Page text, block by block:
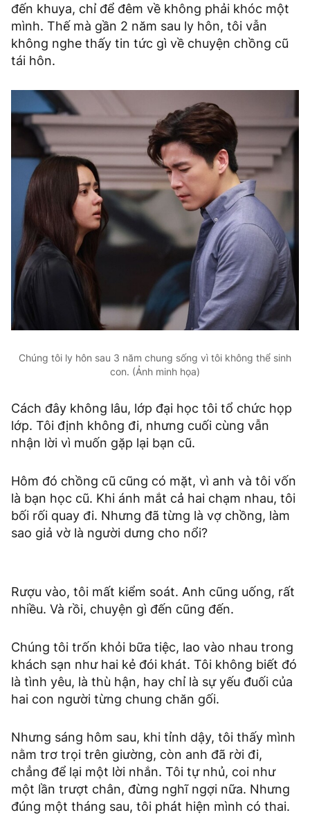
đến khuya, chỉ để đêm về không phải khóc một
mình. Thế mà gần 2 năm sau ly hôn, tôi vẫn
không nghe thấy tin tức gì về chuyện chồng cũ
tái hôn.
Chúng tôi ly hôn sau 3 năm chung sống vì tôi không thể sinh
con. (Ảnh minh họa)
Cách đây không lâu, lớp đại học tôi tổ chức họp
lớp. Tôi định không đi, nhưng cuối cùng vẫn
nhận lời vì muốn gặp lại bạn cũ.
Hôm đó chồng cũ cũng có mặt, vì anh và tôi vốn
là bạn học cũ. Khi ánh mắt cả hai chạm nhau, tôi
bối rối quay đi. Nhưng đã từng là vợ chồng, làm
sao giả vờ là người dưng cho nổi?
Rượu vào, tôi mất kiểm soát. Anh cũng uống, rất
nhiều. Và rồi, chuyện gì đến cũng đến.
Chúng tôi trốn khỏi bữa tiệc, lao vào nhau trong
khách sạn như hai kẻ đói khát. Tôi không biết đó
là tình yêu, là thù hận, hay chỉ là sự yếu đuối của
hai con người từng chung chăn gối.
Nhưng sáng hôm sau, khi tỉnh dậy, tôi thấy mình
nằm trơ trọi trên giường, còn anh đã rời đi,
chẳng để lại một lời nhắn. Tôi tự nhủ, coi như
một lần trượt chân, đừng nghĩ ngợi nữa. Nhưng
đúng một tháng sau, tôi phát hiện mình có thai.